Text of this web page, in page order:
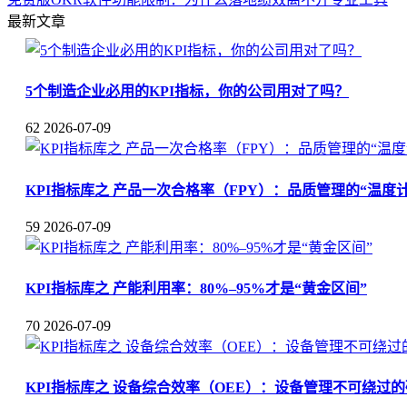
最新文章
5个制造企业必用的KPI指标，你的公司用对了吗？
62 2026-07-09
KPI指标库之 产品一次合格率（FPY）：品质管理的“温度
59 2026-07-09
KPI指标库之 产能利用率：80%–95%才是“黄金区间”
70 2026-07-09
KPI指标库之 设备综合效率（OEE）：设备管理不可绕过